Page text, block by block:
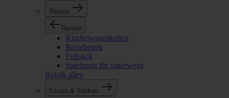
Reisen
Reisen
Kinderwagenketten
Reisebetten
Fußsack
Spielzeug für unterwegs
Bekijk alles
Essen & Trinken